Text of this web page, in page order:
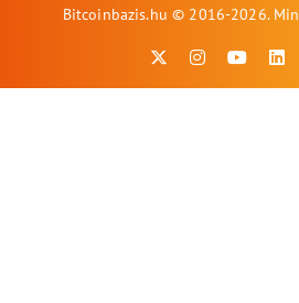
Bitcoinbazis.hu © 2016-2026.